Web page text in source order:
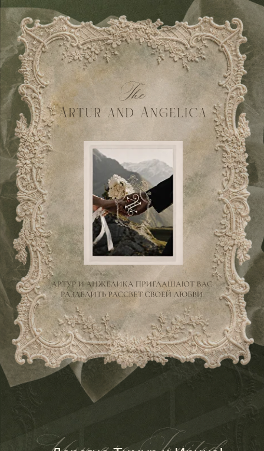
Дорогие Тимур и Ирина!